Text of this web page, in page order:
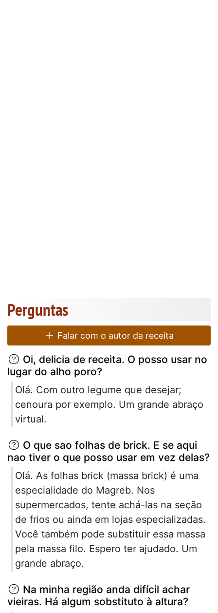
Perguntas
Falar com o autor da receita
Oi, delicia de receita. O posso usar no
lugar do alho poro?
Olá. Com outro legume que desejar;
cenoura por exemplo. Um grande abraço
virtual.
O que sao folhas de brick. E se aqui
nao tiver o que posso usar em vez delas?
Olá. As folhas brick (massa brick) é uma
especialidade do Magreb. Nos
supermercados, tente achá-las na seção
de frios ou ainda em lojas especializadas.
Você também pode substituir essa massa
pela massa filo. Espero ter ajudado. Um
grande abraço.
Na minha região anda difícil achar
vieiras. Há algum sobstituto à altura?